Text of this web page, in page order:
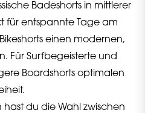
Badeshorts in mittlerer
für entspannte Tage am
einen modernen,
Für Surfbegeisterte und
Boardshorts optimalen
du die Wahl zwischen